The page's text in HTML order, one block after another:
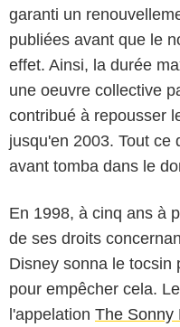
garanti un
publiées avant que le
effet. Ainsi, la durée
une oeuvre collective
contribué à repousser
jusqu'en 2003. Tout ce
avant tomba dans le
En 1998, à cinq ans à
de ses droits
Disney sonna le tocsin
pour empêcher cela.
l'appelation The Sonny